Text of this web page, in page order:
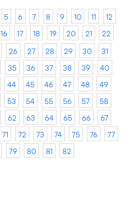
5 6 7 8 9 10 11
12
16 17 18 19 20 21
22
26 27 28 29 30
31
35 36 37 38 39
40
44 45 46 47 48
49
53 54 55 56 57
58
62 63 64 65 66
67
71 72 73 74 75 76
77
79 80 81 82